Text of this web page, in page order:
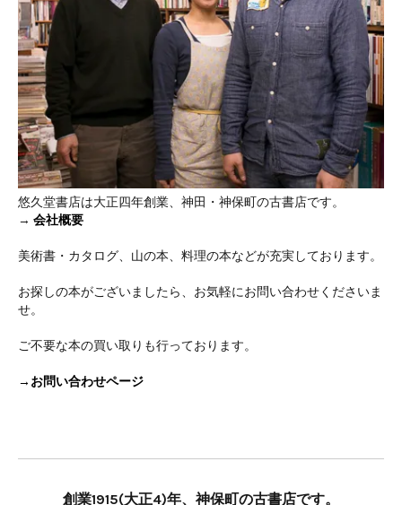
悠久堂書店は大正四年創業、神田・神保町の古書店です。
→ 会社概要
美術書・カタログ、山の本、料理の本などが充実しております。
お探しの本がございましたら、お気軽にお問い合わせくださいま
せ。
ご不要な本の買い取りも行っております。
→お問い合わせページ
創業1915(大正4)年、神保町の古書店です。